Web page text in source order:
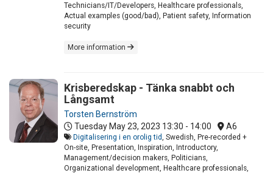
Technicians/IT/Developers, Healthcare professionals,
Actual examples (good/bad), Patient safety, Information
security
More information
Krisberedskap - Tänka snabbt och
Långsamt
Torsten Bernström
Tuesday May 23, 2023 13:30 - 14:00 A6
Digitalisering i en orolig tid , Swedish, Pre-recorded +
On-site, Presentation, Inspiration, Introductory,
Management/decision makers, Politicians,
Organizational development, Healthcare professionals,